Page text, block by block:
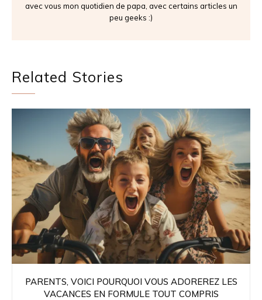
avec vous mon quotidien de papa, avec certains articles un
peu geeks :)
Related Stories
PARENTS, VOICI POURQUOI VOUS ADOREREZ LES
VACANCES EN FORMULE TOUT COMPRIS